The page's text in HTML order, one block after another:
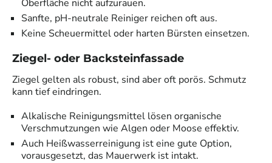
Oberfläche nicht aufzurauen.
Sanfte, pH-neutrale Reiniger reichen oft aus.
Keine Scheuermittel oder harten Bürsten einsetzen.
Ziegel- oder Backsteinfassade
Ziegel gelten als robust, sind aber oft porös. Schmutz
kann tief eindringen.
Alkalische Reinigungsmittel lösen organische
Verschmutzungen wie Algen oder Moose effektiv.
Auch Heißwasserreinigung ist eine gute Option,
vorausgesetzt, das Mauerwerk ist intakt.